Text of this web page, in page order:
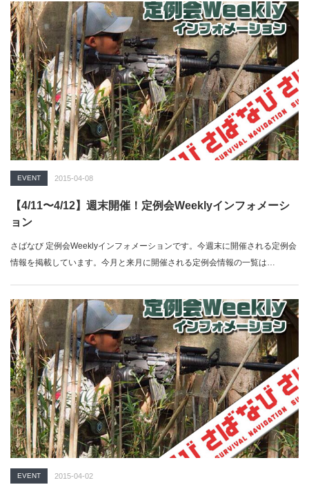
EVENT 2015-04-08
【4/11〜4/12】週末開催！定例会Weeklyインフォメーシ
ョン
さばなび 定例会Weeklyインフォメーションです。今週末に開催される定例会
情報を掲載しています。今月と来月に開催される定例会情報の一覧は…
EVENT 2015-04-02